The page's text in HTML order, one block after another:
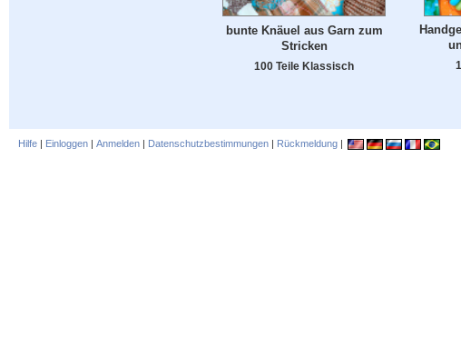
bunte Knäuel aus Garn zum
Stricken
100 Teile Klassisch
Hilfe | Einloggen | Anmelden | Datenschutzbestimmungen | Rückmeldung |